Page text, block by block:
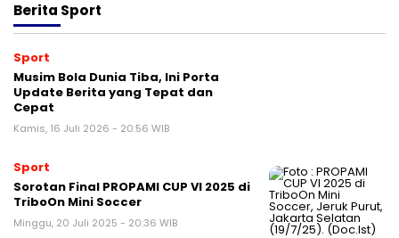
Berita Sport
Sport
Musim Bola Dunia Tiba, Ini Porta
Update Berita yang Tepat dan
Cepat
Kamis, 16 Juli 2026 - 20:56 WIB
Sport
Sorotan Final PROPAMI CUP VI 2025 di
TriboOn Mini Soccer
Minggu, 20 Juli 2025 - 20:36 WIB